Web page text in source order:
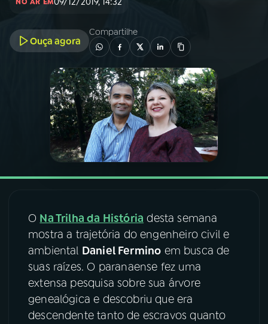
02A RÁDIO
03PROGRAMAÇÃO
PROGRAMAS
PODCASTS
VIDEOCASTS
FESTIVAL DE MÚSICA
ACOMPANHE A RÁDIO NACIONAL
Ouça agora
Compartilhe
O Na Trilha da História desta semana
mostra a trajetória do engenheiro civil e
ambiental Daniel Fermino em busca de
suas raízes. O paranaense fez uma
extensa pesquisa sobre sua árvore
genealógica e descobriu que era
descendente tanto de escravos quanto